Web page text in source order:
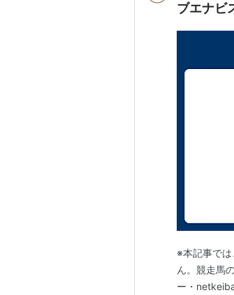
ブエナビ
※本記事で
ん。競走馬
ー・